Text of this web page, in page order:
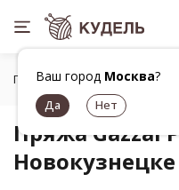
Ваш город Москва?
Главная Все для вязания
Пряжа Gazzal
Новокузнецке